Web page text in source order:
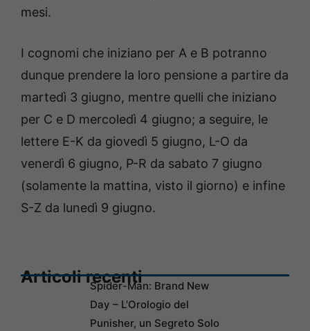
mesi.
I cognomi che iniziano per A e B potranno
dunque prendere la loro pensione a partire da
martedì 3 giugno, mentre quelli che iniziano
per C e D mercoledì 4 giugno; a seguire, le
lettere E-K da giovedì 5 giugno, L-O da
venerdì 6 giugno, P-R da sabato 7 giugno
(solamente la mattina, visto il giorno) e infine
S-Z da lunedì 9 giugno.
Articoli recentiSpider-Man: Brand New
Day – L’Orologio del
Punisher, un Segreto Solo